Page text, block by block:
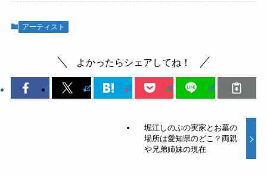
アーティスト
よかったらシェアしてね！
堀江しのぶの実家とお墓の
場所は愛知県のどこ？両親
や兄弟姉妹の現在